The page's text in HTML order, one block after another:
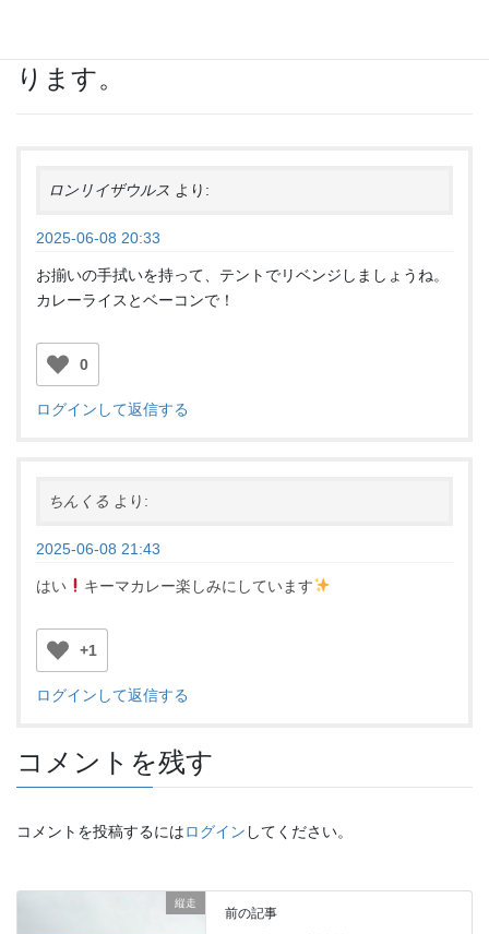
ります。
ロンリイザウルス より:
2025-06-08 20:33
お揃いの手拭いを持って、テントでリベンジしましょうね。
カレーライスとベーコンで！
0
ログインして返信する
ちんくる より:
2025-06-08 21:43
はい キーマカレー楽しみにしています
+1
ログインして返信する
コメントを残す
コメントを投稿するにはログイン してください。
縦走
前の記事